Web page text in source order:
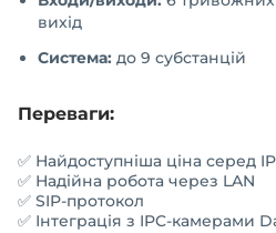
вихід
Система: до 9 субстанцій
Переваги:
✅ Найдоступніша ціна серед
✅ Надійна робота через LAN
✅ SIP-протокол
✅ Інтеграція з IPC-камерами